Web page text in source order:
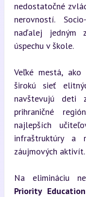
nedostatočné
nerovností.
naďalej jedným
úspechu v škole.
Veľké mestá,
širokú sieť
navštevujú deti
prihraničné
najlepších
infraštruktúry a
záujmových aktivít.
Priority